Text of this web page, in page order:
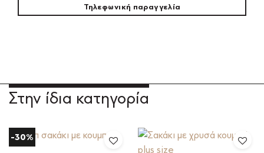
Τηλεφωνική παραγγελία
Στην ίδια κατηγορία
-30%